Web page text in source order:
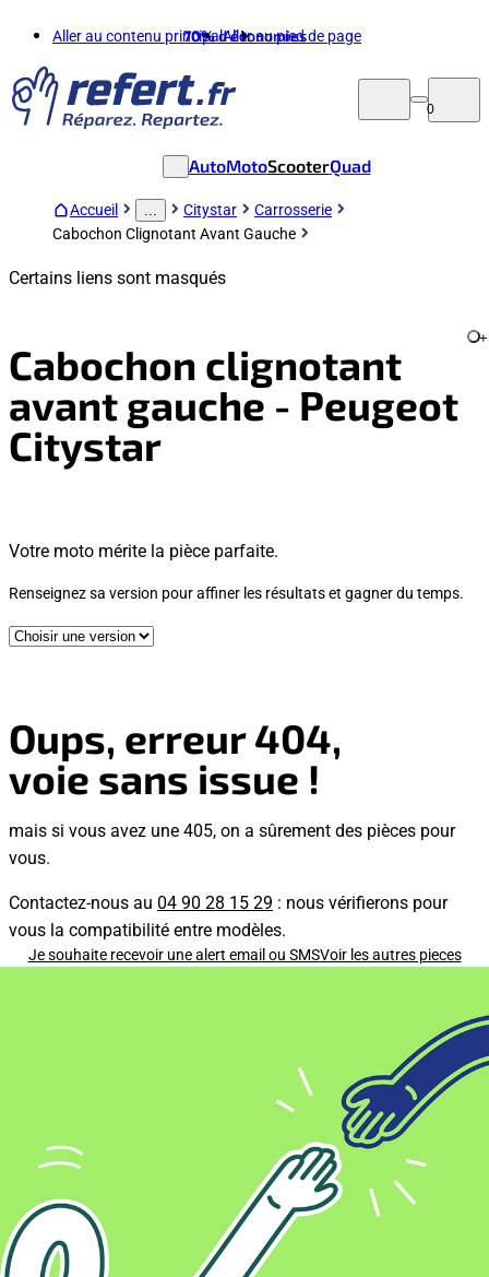
Aller au contenu principalAller au pied de page
70%d'économies
0
AutoMotoScooterQuad
Accueil Citystar
Carrosserie
Cabochon Clignotant Avant Gauche
Certains liens sont masqués
Cabochon clignotant
avant gauche - Peugeot
Citystar
+
Votre moto mérite la pièce parfaite.
Renseignez sa version pour affiner les résultats et gagner du temps.
Oups, erreur 404,
voie sans issue !
mais si vous avez une 405, on a sûrement des pièces pour
vous.
Contactez-nous au 04 90 28 15 29 : nous vérifierons pour
vous la compatibilité entre modèles.
Je souhaite recevoir une alert email ou SMSVoir les autres pieces